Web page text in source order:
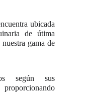
ubicada
de útima
gama de
según sus